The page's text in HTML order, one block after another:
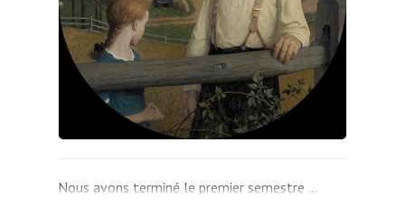
Nous avons terminé le premier semestre …